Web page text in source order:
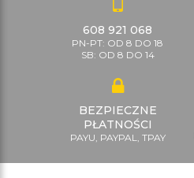
608 921 068
PN-PT: OD 8 DO 18
SB: OD 8 DO 14
BEZPIECZNE
PŁATNOŚCI
PAYU, PAYPAL, TPAY